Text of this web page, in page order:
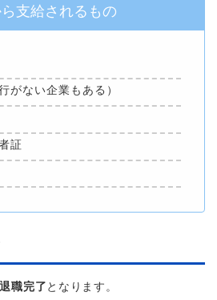
支給されるもの
がない企業もある）
証
退職完了 となります。